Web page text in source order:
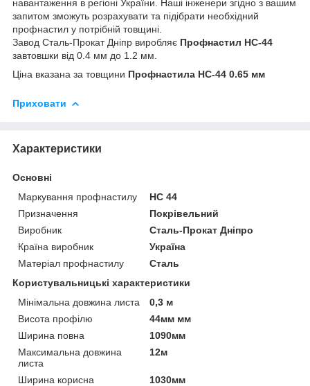
навантаження в регіоні України. Наші інженери згідно з вашим
запитом зможуть розрахувати та підібрати необхідний
профнастил у потрібній товщині.
Завод Сталь-Прокат Дніпр виробляє Профнастил НС-44
завтовшки від 0.4 мм до 1.2 мм.
Ціна вказана за товщини Профнастила НС-44 0.65 мм
Приховати
Характеристики
Основні
Маркування профнастилу
НС 44
Призначення
Покрівельний
Виробник
Сталь-Прокат Дніпро
Країна виробник
Україна
Матеріал профнастилу
Сталь
Користувальницькі характеристики
Мінімальна довжина листа
0,3 м
Висота профілю
44мм мм
Ширина повна
1090мм
Максимальна довжина
листа
12м
Ширина корисна 1030мм